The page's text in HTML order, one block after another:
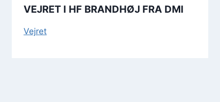
VEJRET I HF BRANDHØJ FRA DMI
Vej­ret